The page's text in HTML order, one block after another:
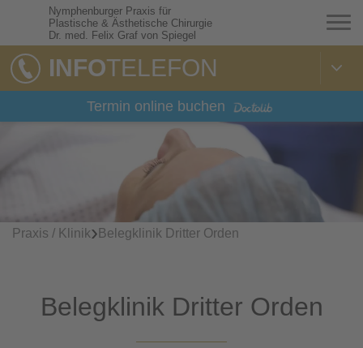
Nymphenburger Praxis für
Plastische & Ästhetische Chirurgie
Dr. med. Felix Graf von Spiegel
INFOTELEFON
Termin online buchen
Praxis / Klinik› Belegklinik Dritter Orden
Belegklinik Dritter Orden